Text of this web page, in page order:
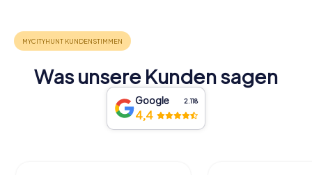
Was unsere Kunden sagen
Google 2.118
4,4